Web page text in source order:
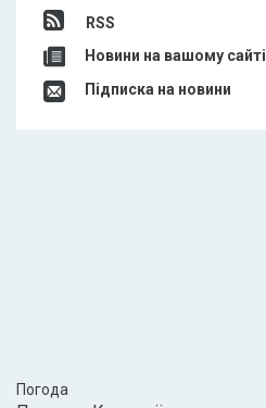
RSS
Новини на вашому сайті
Підписка на новини
Погода